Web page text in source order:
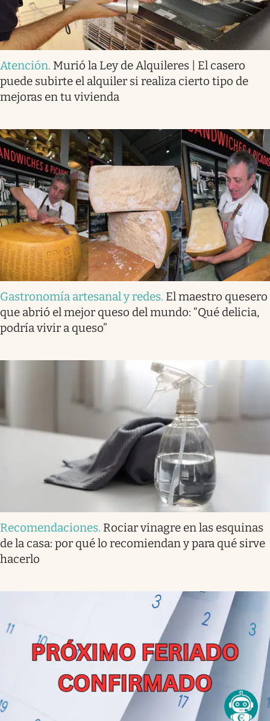
Atención. Murió la Ley de Alquileres | El casero
puede subirte el alquiler si realiza cierto tipo de
mejoras en tu vivienda
Gastronomía artesanal y redes. El maestro quesero
que abrió el mejor queso del mundo: “Qué delicia,
podría vivir a queso”
Recomendaciones. Rociar vinagre en las esquinas
de la casa: por qué lo recomiendan y para qué sirve
hacerlo